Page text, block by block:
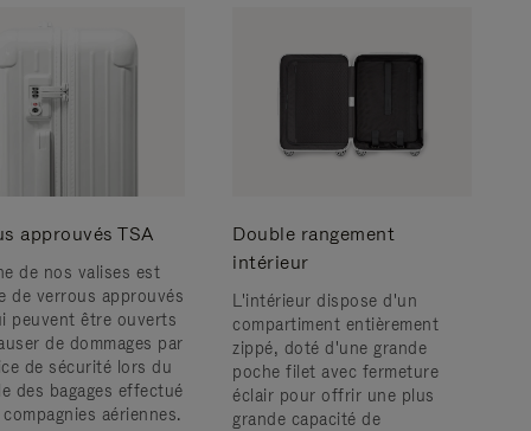
approuvés TSA
de nos valises est
de verrous approuvés
peuvent être ouverts
de dommages par
de sécurité lors du
des bagages effectué
aériennes.
Double rangement
intérieur
L'intérieur dispose d'un
compartiment entièrement
zippé, doté d'une grande
poche filet avec fermeture
éclair pour offrir une plus
grande capacité de